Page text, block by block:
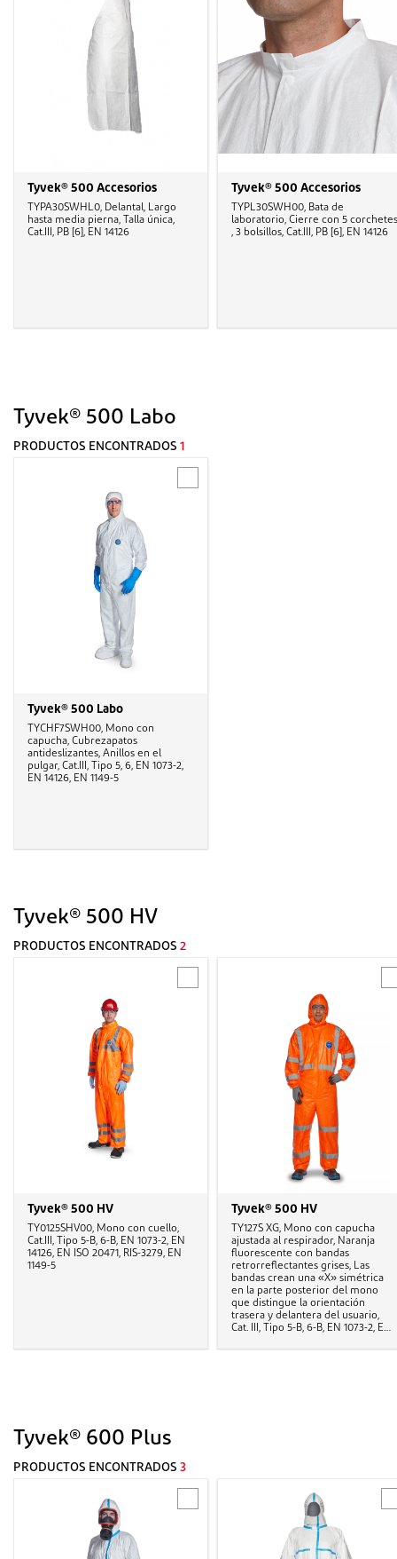
Tyvek® 500 Accesorios
TYPA30SWHL0, Delantal, Largo
hasta media pierna, Talla única,
Cat.III, PB [6], EN 14126
Tyvek® 500 Accesorios
TYPL30SWH00, Bata de
laboratorio, Cierre con 5 corchetes
, 3 bolsillos, Cat.III, PB [6], EN 14126
Tyvek® 500 Labo
PRODUCTOS ENCONTRADOS 1
Tyvek® 500 Labo
TYCHF7SWH00, Mono con
capucha, Cubrezapatos
antideslizantes, Anillos en el
pulgar, Cat.III, Tipo 5, 6, EN 1073-2,
EN 14126, EN 1149-5
Tyvek® 500 HV
PRODUCTOS ENCONTRADOS 2
Tyvek® 500 HV
TY0125SHV00, Mono con cuello,
Cat.III, Tipo 5-B, 6-B, EN 1073-2, EN
14126, EN ISO 20471, RIS-3279, EN
1149-5
Tyvek® 500 HV
TY127S XG, Mono con capucha
ajustada al respirador, Naranja
fluorescente con bandas
retrorreflectantes grises, Las
bandas crean una «X» simétrica
en la parte posterior del mono
que distingue la orientación
trasera y delantera del usuario,
Cat. III, Tipo 5-B, 6-B, EN 1073-2, EN
Issue 2, EN 1149-5
Tyvek® 600 Plus
PRODUCTOS ENCONTRADOS 3